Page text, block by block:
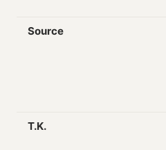
Source
T.K.